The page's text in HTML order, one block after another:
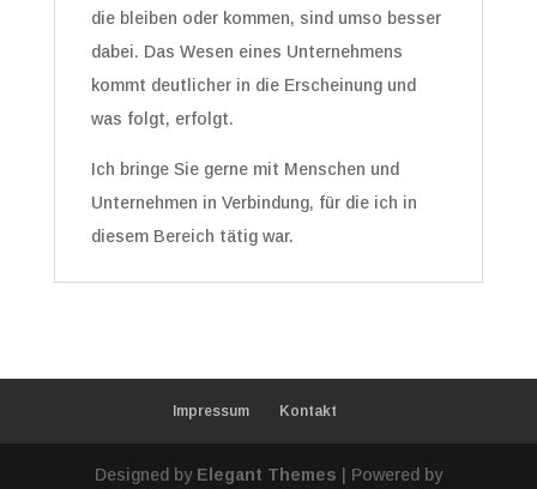
die bleiben oder kommen, sind umso besser
dabei. Das Wesen eines Unternehmens
kommt deutlicher in die Erscheinung und
was folgt, erfolgt.
Ich bringe Sie gerne mit Menschen und
Unternehmen in Verbindung, für die ich in
diesem Bereich tätig war.
Impressum Kontakt
Designed by Elegant Themes | Powered by